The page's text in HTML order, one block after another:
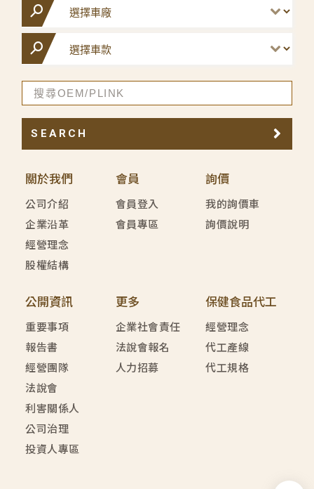
關於我們
公司介紹
企業沿革
經營理念
股權結構
會員
會員登入
會員專區
詢價
我的詢價車
詢價說明
公開資訊
重要事項
報告書
經營團隊
法說會
利害關係人
公司治理
投資人專區
更多
企業社會責任
法說會報名
人力招募
保健食品代工
經營理念
代工產線
代工規格
SEARCH